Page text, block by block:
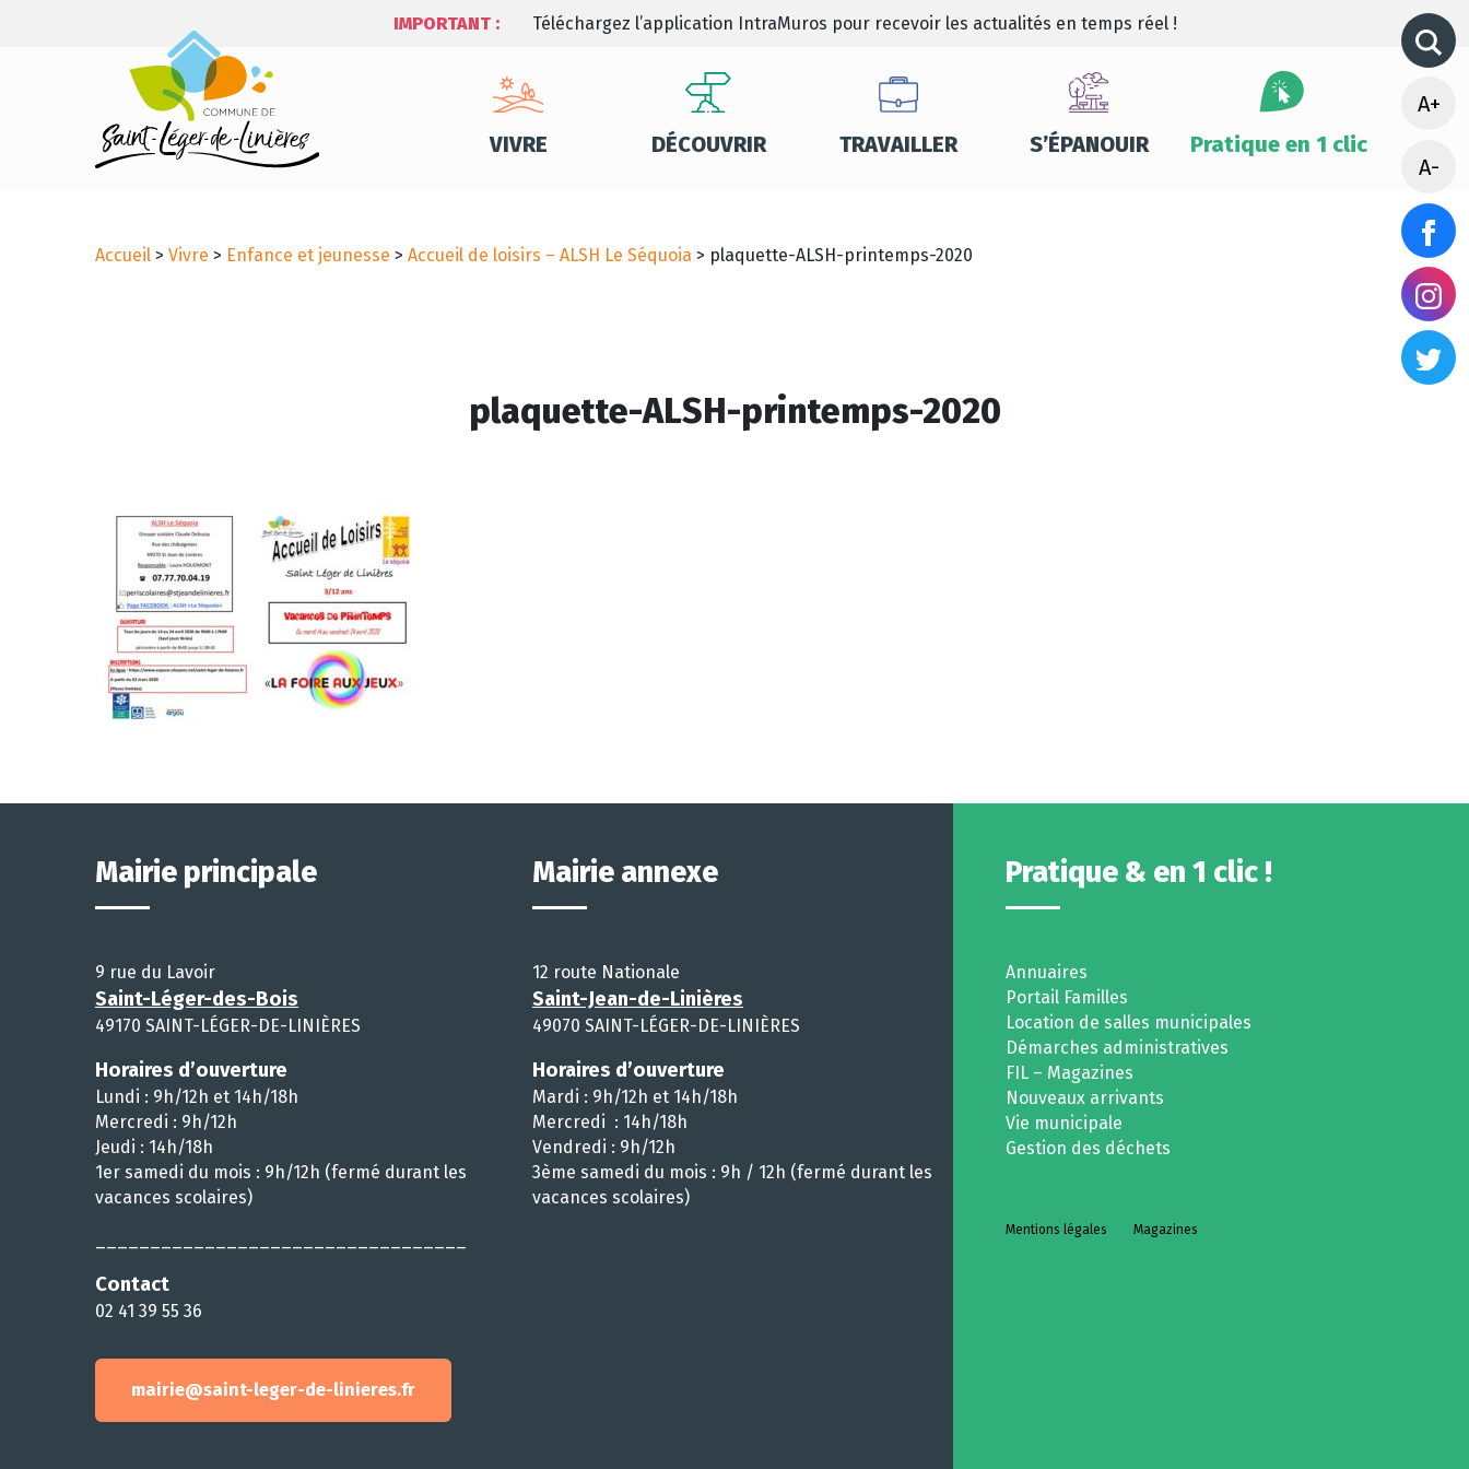
IMPORTANT : Téléchargez l’application IntraMuros pour recevoir les actualités en temps réel !
VIVRE DÉCOUVRIR TRAVAILLER S’ÉPANOUIR Pratique en 1 clic
A+
A-
Accueil > Vivre > Enfance et jeunesse > Accueil de loisirs – ALSH Le Séquoia > plaquette-ALSH-printemps-2020
plaquette-ALSH-printemps-2020
Mairie principale
9 rue du Lavoir
Saint-Léger-des-Bois
49170 SAINT-LÉGER-DE-LINIÈRES
Horaires d’ouverture
Lundi : 9h/12h et 14h/18h
Mercredi : 9h/12h
Jeudi : 14h/18h
1er samedi du mois : 9h/12h (fermé durant les
vacances scolaires)
Contact
02 41 39 55 36
mairie@saint-leger-de-linieres.fr
Mairie annexe
12 route Nationale
Saint-Jean-de-Linières
49070 SAINT-LÉGER-DE-LINIÈRES
Horaires d’ouverture
Mardi : 9h/12h et 14h/18h
Mercredi : 14h/18h
Vendredi : 9h/12h
3ème samedi du mois : 9h / 12h (fermé durant les
vacances scolaires)
Pratique & en 1 clic !
Annuaires
Portail Familles
Location de salles municipales
Démarches administratives
FIL – Magazines
Nouveaux arrivants
Vie municipale
Gestion des déchets
Mentions légales Magazines